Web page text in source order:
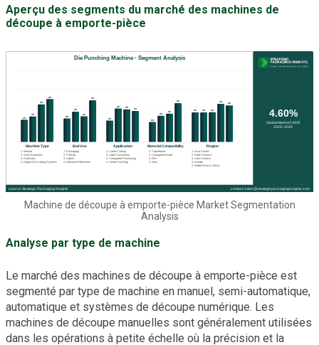
Aperçu des segments du marché des machines de
découpe à emporte-pièce
Machine de découpe à emporte-pièce Market Segmentation
Analysis
Analyse par type de machine
Le marché des machines de découpe à emporte-pièce est
segmenté par type de machine en manuel, semi-automatique,
automatique et systèmes de découpe numérique. Les
machines de découpe manuelles sont généralement utilisées
dans les opérations à petite échelle où la précision et la